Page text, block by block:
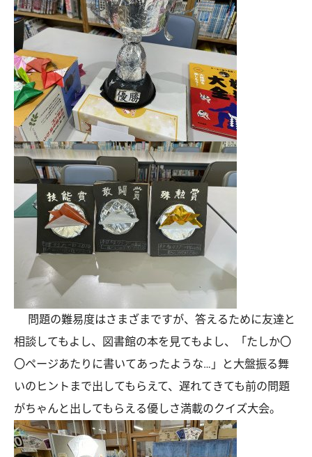
問題の難易度はさまざまですが、答えるために友達と
相談してもよし、図書館の本を見てもよし、「たしか〇
〇ページあたりに書いてあったような…」と大盤振る舞
いのヒントまで出してもらえて、遅れてきても前の問題
がちゃんと出してもらえる優しさ満載のクイズ大会。